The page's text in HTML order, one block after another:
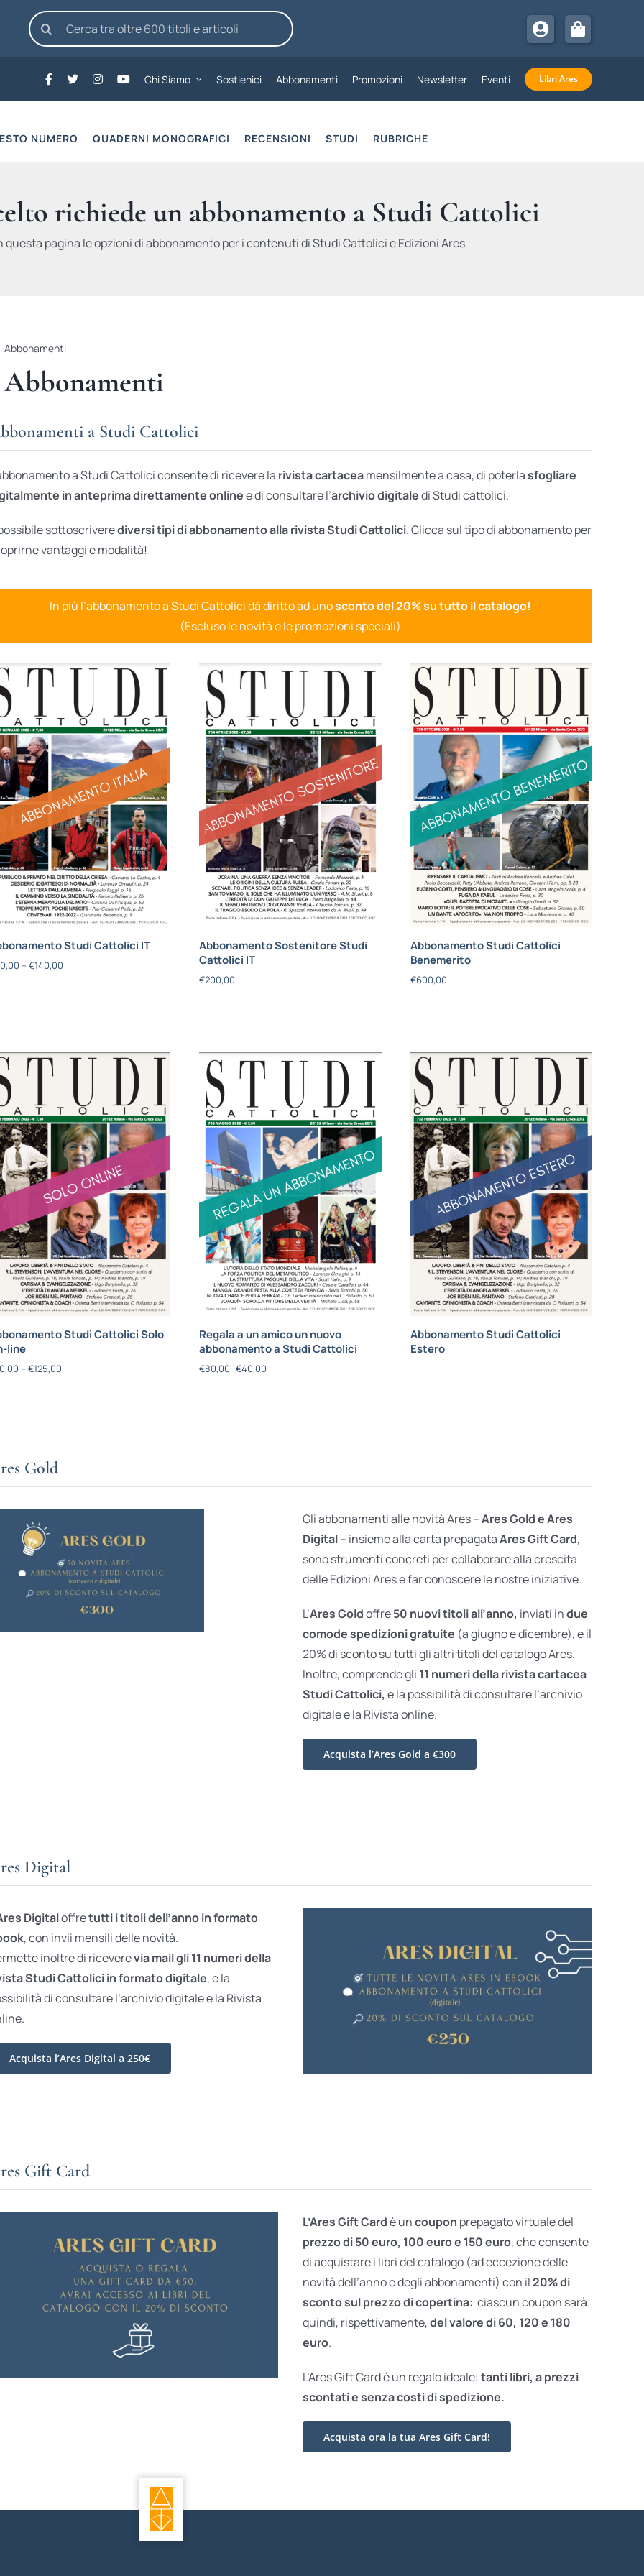
Cerca
per:
Chi Siamo Sostienici Abbonamenti Promozioni Newsletter Eventi Libri Ares
NUMERO QUADERNI MONOGRAFICI RECENSIONI STUDI RUBRICHE
richiede un abbonamento a Studi Cattolici
questa pagina le opzioni di abbonamento per i contenuti di Studi Cattolici e Edizioni Ares
Abbonamenti
Abbonamenti
a Studi Cattolici
a Studi Cattolici consente di ricevere la rivista cartaceamensilmente a casa, di poterlasfogliare
in anteprima direttamente onlinee di consultare l’archivio digitaledi Studi cattolici.
sottoscriverediversi tipi di abbonamento alla rivista Studi Cattolici. Clicca sul tipo di abbonamento per
vantaggi e modalità!
In più l’abbonamento a Studi Cattolici dà diritto ad unosconto del 20% su tutto il catalogo!
(Escluso le novità e le promozioni speciali)
Studi Cattolici IT
– €140,00
Abbonamento Sostenitore Studi
Cattolici IT
€200,00
Abbonamento Studi Cattolici
Benemerito
€600,00
Studi Cattolici Solo
line
– €125,00
Regala a un amico un nuovo
abbonamento a Studi Cattolici
€80,00 €40,00
Abbonamento Studi Cattolici
Estero
Gold
Gli abbonamenti alle novità Ares –Ares Gold e Ares
Digital– insieme alla carta prepagataAres Gift Card,
sono strumenti concreti per collaborare alla crescita
delle Edizioni Ares e far conoscere le nostre iniziative.
L’Ares Goldoffre50 nuovi titoli all’anno, inviati indue
comode spedizioni gratuite (a giugno e dicembre), e il
20% di sconto su tutti gli altri titoli del catalogo Ares.
Inoltre, comprende gli 11 numeri della rivista cartacea
Studi Cattolici, e la possibilità di consultare l’archivio
digitale e la Rivista online.
Acquista l’Ares Gold a €300
Digital
Digitaloffretutti i titoli dell’anno in formato
, con invii mensili delle novità.
inoltre di riceverevia mail gli 11 numeri della
Studi Cattolici in formato digitale, e la
di consultare l’archivio digitale e la Rivista
Acquista l’Ares Digital a 250€
Gift Card
L’Ares Gift Cardè uncoupon prepagato virtuale del
prezzo di 50 euro, 100 euro e 150 euro, che consente
di acquistare i libri del catalogo (ad eccezione delle
novità dell’anno e degli abbonamenti) con il20% di
sconto sul prezzo di copertina: ciascun coupon sarà
quindi, rispettivamente,del valore di 60, 120 e 180
euro.
L’Ares Gift Card è un regalo ideale: tanti libri, a prezzi
scontati esenza costi di spedizione.
Acquista ora la tua Ares Gift Card!